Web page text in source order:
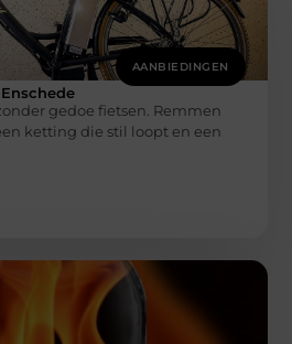
AANBIEDINGEN
gedoe fietsen. Remmen
ketting die stil loopt en een